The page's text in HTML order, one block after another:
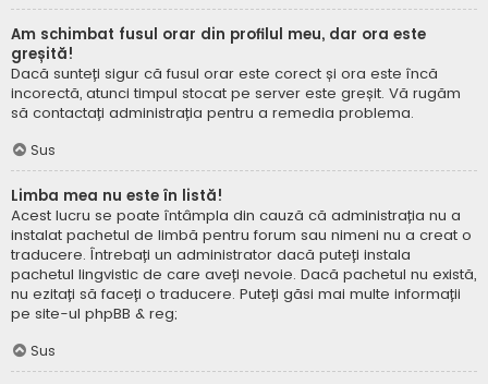
Am schimbat fusul orar din profilul meu, dar ora este
greșită!
Dacă sunteți sigur că fusul orar este corect și ora este încă
incorectă, atunci timpul stocat pe server este greșit. Vă rugăm
să contactați administrația pentru a remedia problema.
Sus
Limba mea nu este în listă!
Acest lucru se poate întâmpla din cauză că administrația nu a
instalat pachetul de limbă pentru forum sau nimeni nu a creat o
traducere. Întrebați un administrator dacă puteți instala
pachetul lingvistic de care aveți nevoie. Dacă pachetul nu există,
nu ezitați să faceți o traducere. Puteți găsi mai multe informații
pe site-ul phpBB & reg;
Sus